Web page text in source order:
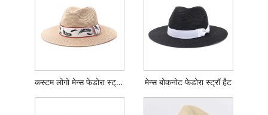
कस्टम लोगो मेन्स फेडोरा स्ट्रॉ हैट मेन्स बोकनोट फेडोरा स्ट्रॉ हैट